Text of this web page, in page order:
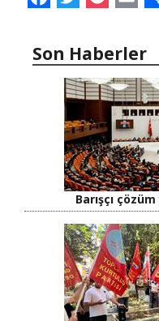
Son Haberler
Barışçı